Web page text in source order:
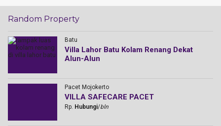
Random Property
Batu
Villa Lahor Batu Kolam Renang Dekat
Alun-Alun
Pacet Mojokerto
VILLA SAFECARE PACET
Rp. Hubungi/bln